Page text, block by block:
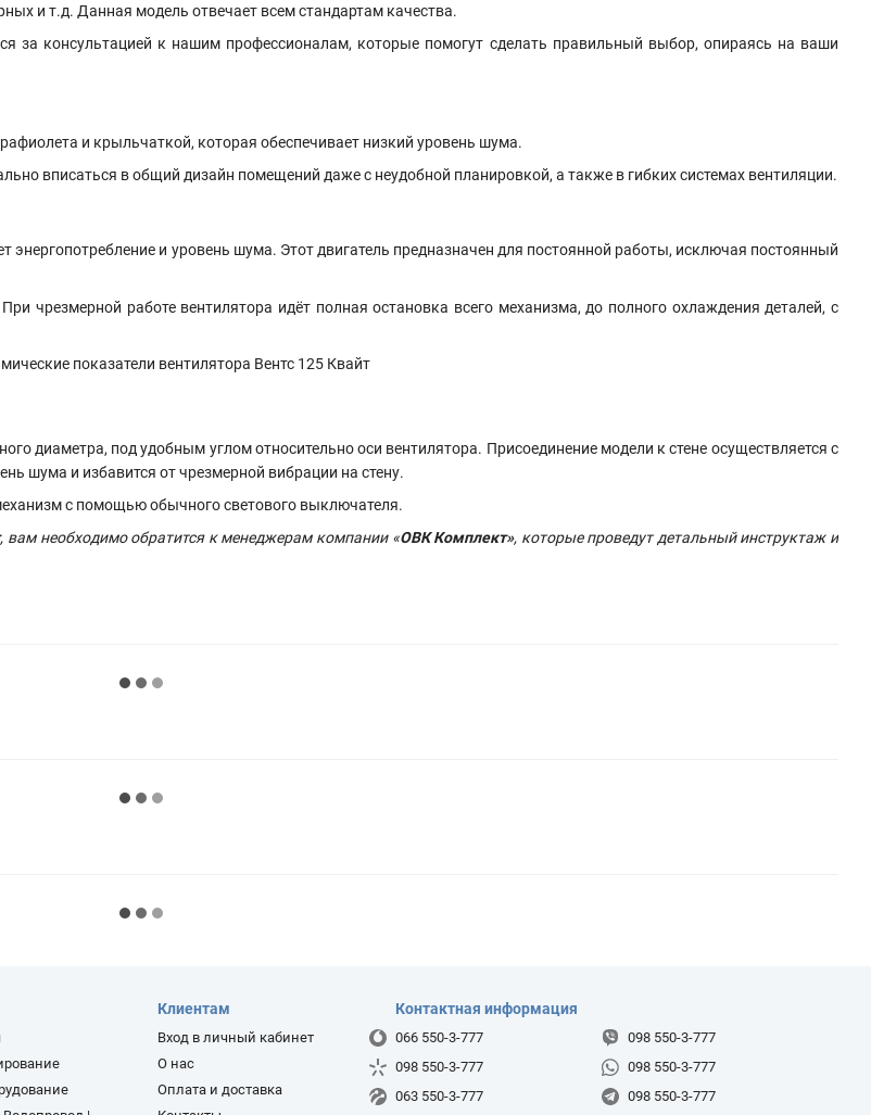
и т.д. Данная модель отвечает всем стандартам качества.
за консультацией к нашим профессионалам, которые помогут сделать правильный выбор, опираясь на ваши
и крыльчаткой, которая обеспечивает низкий уровень шума.
вписаться в общий дизайн помещений даже с неудобной планировкой, а также в гибких системах вентиляции.
энергопотребление и уровень шума. Этот двигатель предназначен для постоянной работы, исключая постоянный
чрезмерной работе вентилятора идёт полная остановка всего механизма, до полного охлаждения деталей, с
диаметра, под удобным углом относительно оси вентилятора. Присоединение модели к стене осуществляется с
шума и избавится от чрезмерной вибрации на стену.
с помощью обычного светового выключателя.
, вам необходимо обратится к менеджерам компании «ОВК Комплект», которые проведут детальный инструктаж и
Клиентам
Вход в личный кабинет
О нас
Оплата и доставка
Контактная информация
066 550-3-777
098 550-3-777
063 550-3-777
098 550-3-777
098 550-3-777
098 550-3-777